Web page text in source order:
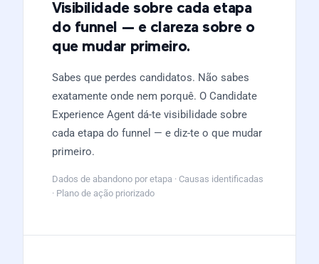
Visibilidade sobre cada etapa
do funnel — e clareza sobre o
que mudar primeiro.
Sabes que perdes candidatos. Não sabes
exatamente onde nem porquê. O Candidate
Experience Agent dá-te visibilidade sobre
cada etapa do funnel — e diz-te o que mudar
primeiro.
Dados de abandono por etapa · Causas identificadas
· Plano de ação priorizado